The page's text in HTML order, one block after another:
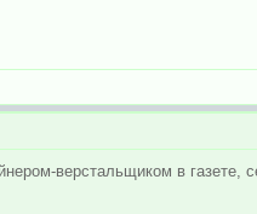
верстальщиком в газете,